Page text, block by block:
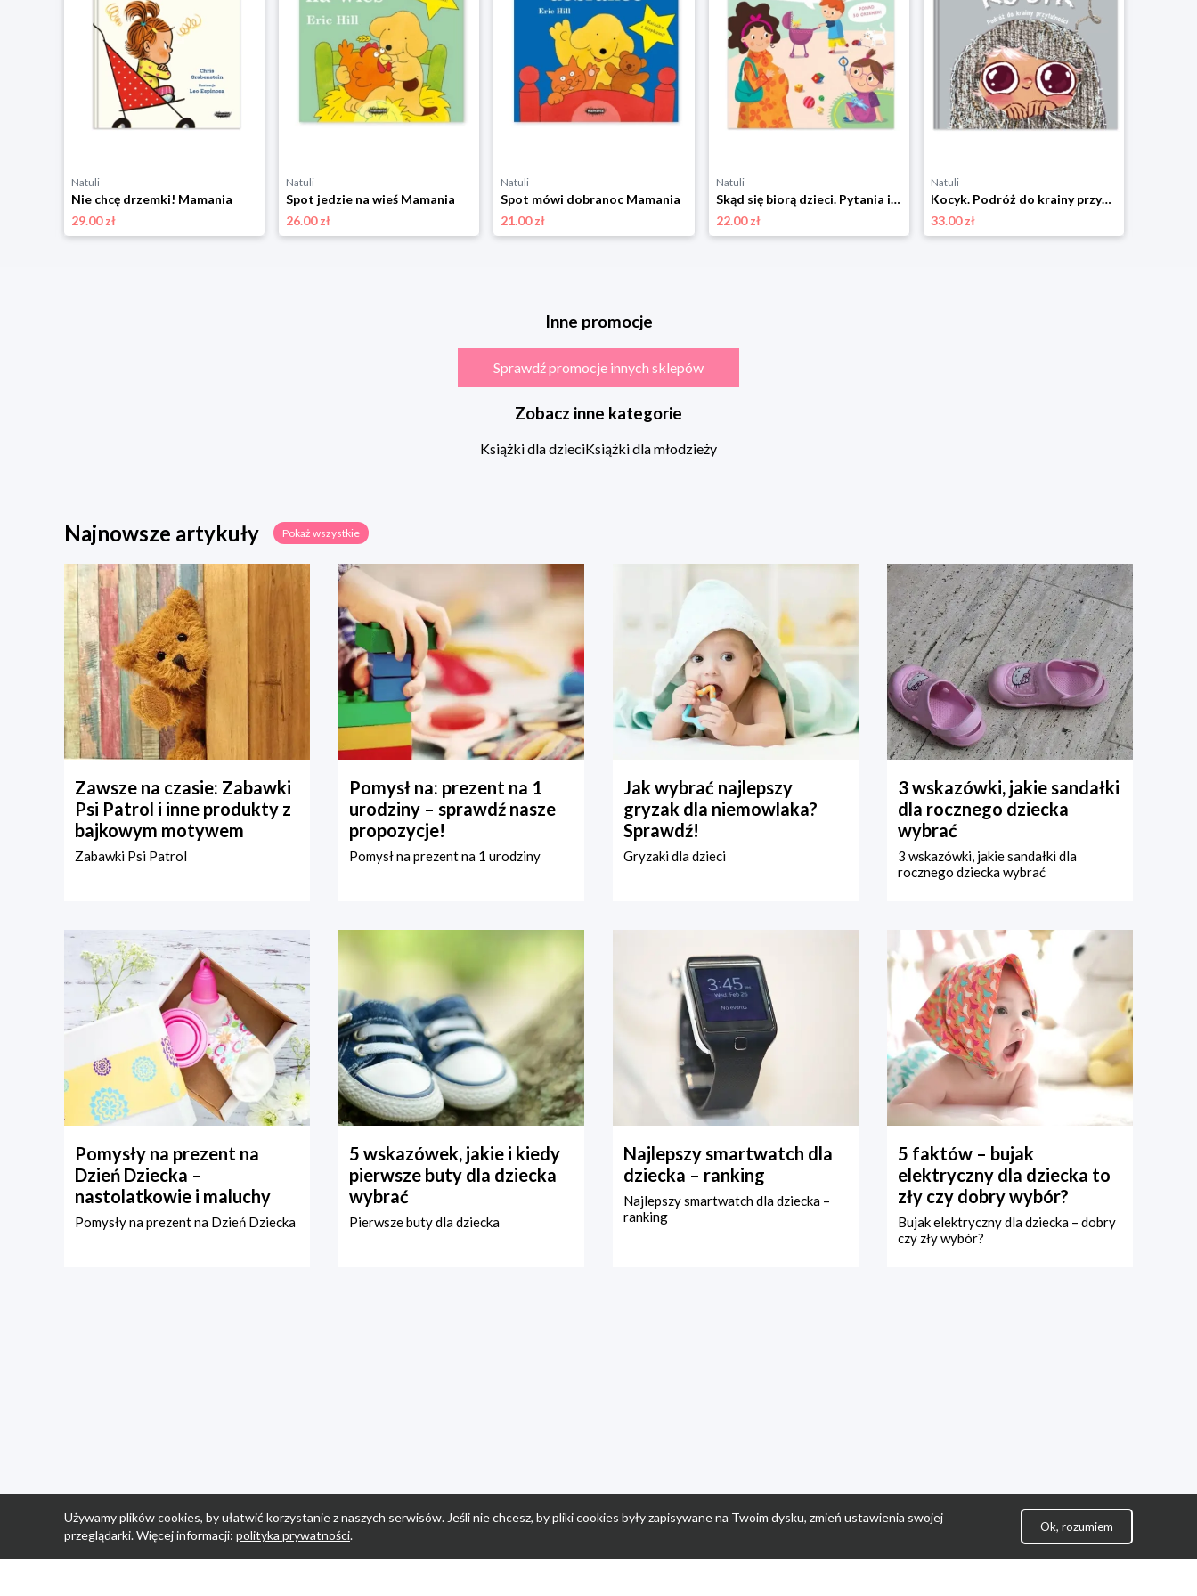
Natuli
Nie chcę drzemki! Mamania
29.00 zł
Natuli
Spot jedzie na wieś Mamania
26.00 zł
Natuli
Spot mówi dobranoc Mamania
21.00 zł
Natuli
Skąd się biorą dzieci. Pytania i odpowiedzi dla maluchów Mamania
22.00 zł
Natuli
Kocyk. Podróż do krainy przytulności Mamania
33.00 zł
Inne promocje
Sprawdź promocje innych sklepów
Zobacz inne kategorie
Książki dla dzieciKsiążki dla młodzieży
Najnowsze artykuły Pokaż wszystkie
Zawsze na czasie: Zabawki
Psi Patrol i inne produkty z
bajkowym motywem
Zabawki Psi Patrol
Pomysł na: prezent na 1
urodziny – sprawdź nasze
propozycje!
Pomysł na prezent na 1 urodziny
Jak wybrać najlepszy
gryzak dla niemowlaka?
Sprawdź!
Gryzaki dla dzieci
3 wskazówki, jakie sandałki
dla rocznego dziecka
wybrać
3 wskazówki, jakie sandałki dla
rocznego dziecka wybrać
Pomysły na prezent na
Dzień Dziecka –
nastolatkowie i maluchy
Pomysły na prezent na Dzień Dziecka
5 wskazówek, jakie i kiedy
pierwsze buty dla dziecka
wybrać
Pierwsze buty dla dziecka
Najlepszy smartwatch dla
dziecka – ranking
Najlepszy smartwatch dla dziecka –
ranking
5 faktów – bujak
elektryczny dla dziecka to
zły czy dobry wybór?
Bujak elektryczny dla dziecka – dobry
czy zły wybór?
Używamy plików cookies, by ułatwić korzystanie z naszych serwisów. Jeśli nie chcesz, by pliki cookies były zapisywane na Twoim dysku, zmień ustawienia swojej
przeglądarki. Więcej informacji: polityka prywatności.
Ok, rozumiem